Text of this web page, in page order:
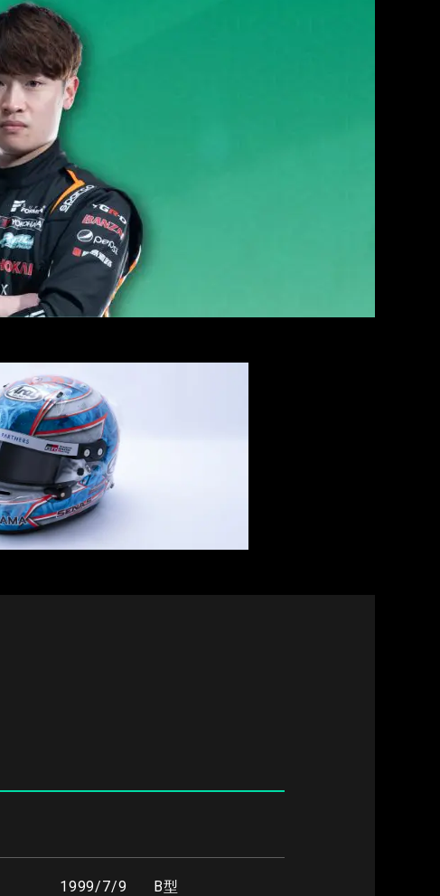
1999/7/9 B型